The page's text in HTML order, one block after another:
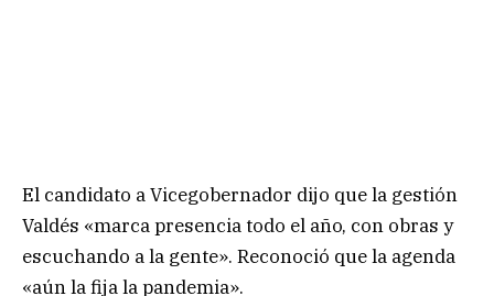
El candidato a Vicegobernador dijo que la gestión
Valdés «marca presencia todo el año, con obras y
escuchando a la gente». Reconoció que la agenda
«aún la fija la pandemia».